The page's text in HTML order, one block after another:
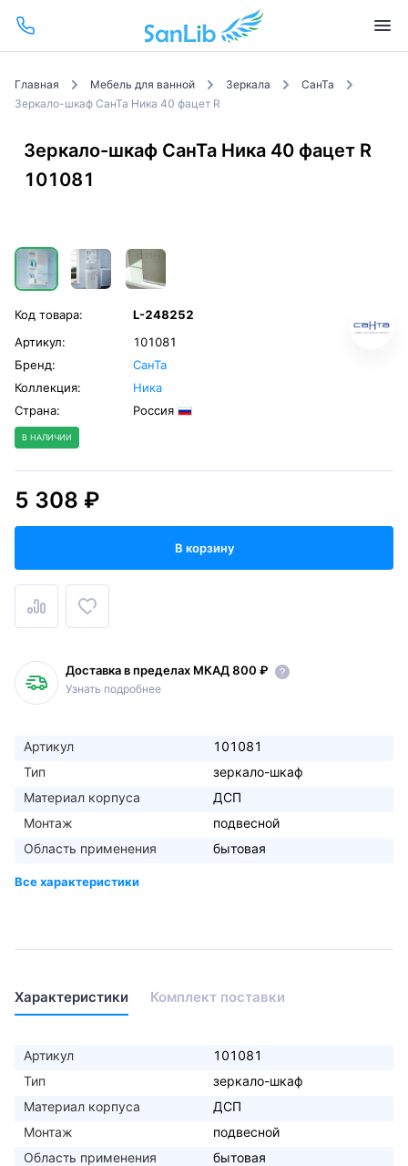
Главная Мебель для ванной Зеркала
СанТа
Зеркало-шкаф СанТа Ника 40 фацет R
Зеркало-шкаф СанТа Ника 40 фацет R
101081
Код товара:
L-248252
Артикул:
101081
Бренд:
СанТа
Коллекция:
Ника
Страна:
Россия
В НАЛИЧИИ
5 308 ₽
В корзину
Доставка в пределах МКАД 800 ₽
Узнать подробнее
Артикул
101081
Тип
зеркало-шкаф
Материал корпуса
ДСП
Монтаж
подвесной
Область применения
бытовая
Характеристики Комплект поставки
Артикул
101081
Тип
зеркало-шкаф
Материал корпуса
ДСП
Монтаж
подвесной
Область применения
бытовая